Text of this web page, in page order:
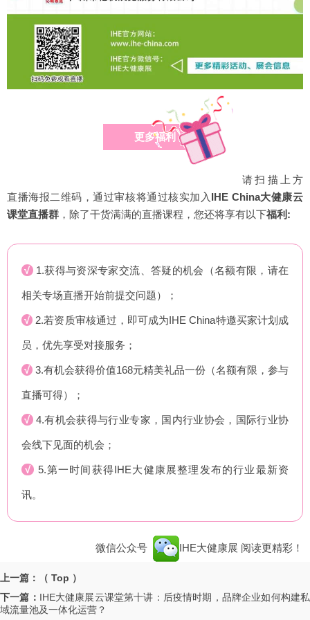
更多福利
请扫描上方
直播海报二维码，通过审核将通过核实加入 IHE China大健康云
课堂直播群 ，除了干货满满的直播课程，您还将享有以下福利:
√1.获得与资深专家交流、答疑的机会（名额有限，请在
相关专场直播开始前提交问题）；
√ 2.若资质审核通过，即可成为IHE China特邀买家计划成
员，优先享受对接服务；
√ 3.有机会获得价值168元精美礼品一份（名额有限，参与
直播可得）；
√4.有机会获得与行业专家，国内行业协会，国际行业协
会线下见面的机会；
√ 5.第一时间获得IHE大健康展整理发布的行业最新资
讯。
微信公众号 IHE大健康展 阅读更精彩！
上一篇：（ Top ）
下一篇： IHE大健康展云课堂第十讲：后疫情时期，品牌企业如何构建私
域流量池及一体化运营？